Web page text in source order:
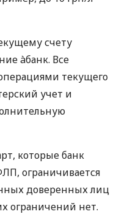
счету
àбанк. Все
текущего
учет и
которые банк
ограничивается
доверенных лиц
ограничений нет.